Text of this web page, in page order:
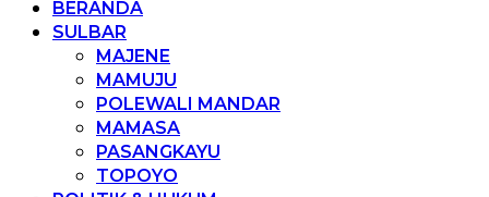
BERANDA
SULBAR
MAJENE
MAMUJU
POLEWALI MANDAR
MAMASA
PASANGKAYU
TOPOYO